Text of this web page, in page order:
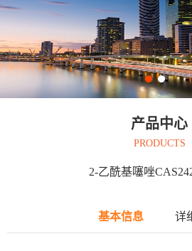
产品中心
PRODUCTS
2-乙酰基噻唑
基本信息 详